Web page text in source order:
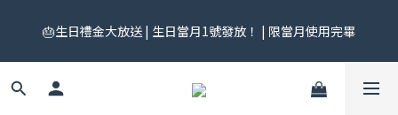
領券中心領，碼碼不同快去領！
🎂生日禮金大放送 | 生日當月1號發放！ | 限當月使用完畢
🎟️ 免運券來了！每月 25 號準時開搶｜$299／$999 各一張｜官網